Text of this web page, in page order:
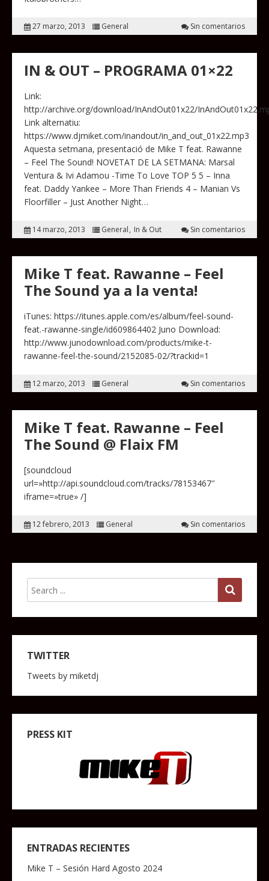
27 marzo, 2013 General Sin comentarios
IN & OUT – PROGRAMA 01×22
Link:
http://archive.org/download/InAndOut01x22/
Link alternatiu:
https://www.djmiket.com/inandout/in_and_out_01x22.mp3
Aquesta setmana, presentació de Mike T feat. Rawanne
– Feel The Sound! NOVETAT DE LA SETMANA: Marsal
Ventura & Ivi Adamou -Time To Love TOP 5 5 – Inna
feat. Daddy Yankee – More Than Friends 4 – Manian Vs
Floorfiller – Just Another Night…
14 marzo, 2013 General In & Out Sin comentarios
Mike T feat. Rawanne – Feel
The Sound ya a la venta!
iTunes: https://itunes.apple.com/es/album/feel-sound-
feat.-rawanne-single/id609864402 Juno Download:
http://www.junodownload.com/products/mike-t-
rawanne-feel-the-sound/2152085-02/?trackid=1
12 marzo, 2013 General Sin comentarios
Mike T feat. Rawanne – Feel
The Sound @ Flaix FM
[soundcloud
url=»http://api.soundcloud.com/tracks/78153467″
iframe=»true» /]
12 febrero, 2013 General Sin comentarios
TWITTER
Tweets by miketdj
PRESS KIT
ENTRADAS RECIENTES
Mike T – Sesión Hard Agosto 2024